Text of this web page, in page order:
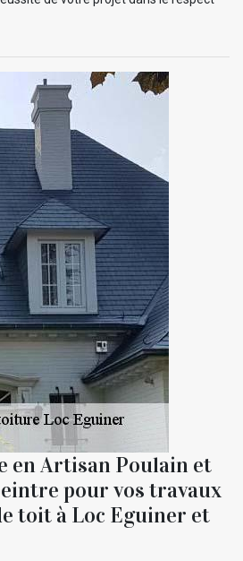
en Artisan Poulain et
pour vos travaux
toit à Loc Eguiner et